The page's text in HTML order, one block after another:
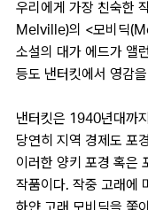
우리에게 가장 친숙한
Melville)의 <모비딕
소설의 대가 에드가 앨
등도 낸터킷에서 영감
낸터킷은 1940년대까
당연히 지역 경제도 포
이러한 양키 포경 혹은
작품이다. 작중 고래에